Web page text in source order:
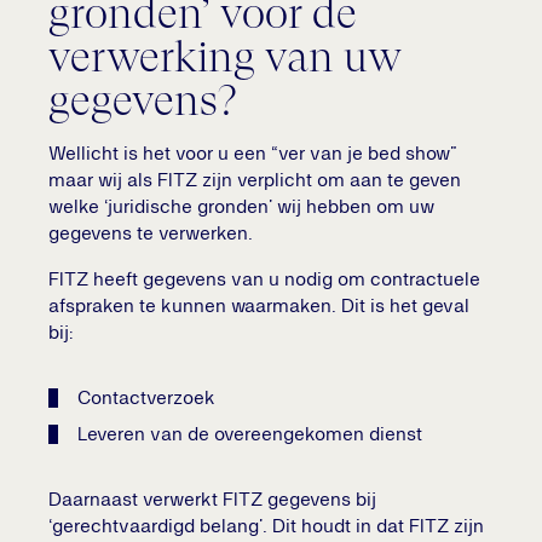
gronden’ voor de
verwerking van uw
gegevens?
Wellicht is het voor u een “ver van je bed show”
maar wij als FITZ zijn verplicht om aan te geven
welke ‘juridische gronden’ wij hebben om uw
gegevens te verwerken.
FITZ heeft gegevens van u nodig om contractuele
afspraken te kunnen waarmaken. Dit is het geval
bij:
Contactverzoek
Leveren van de overeengekomen dienst
Daarnaast verwerkt FITZ gegevens bij
‘gerechtvaardigd belang’. Dit houdt in dat FITZ zijn